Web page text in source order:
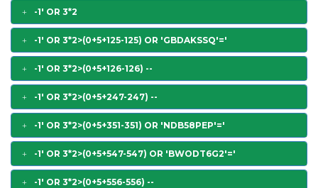
-1' OR 3*2
-1' OR 3*2>(0+5+125-125) OR 'GBDAKSSQ'='
-1' OR 3*2>(0+5+126-126) --
-1' OR 3*2>(0+5+247-247) --
-1' OR 3*2>(0+5+351-351) OR 'NDB58PEP'='
-1' OR 3*2>(0+5+547-547) OR 'BWODT6G2'='
-1' OR 3*2>(0+5+556-556) --